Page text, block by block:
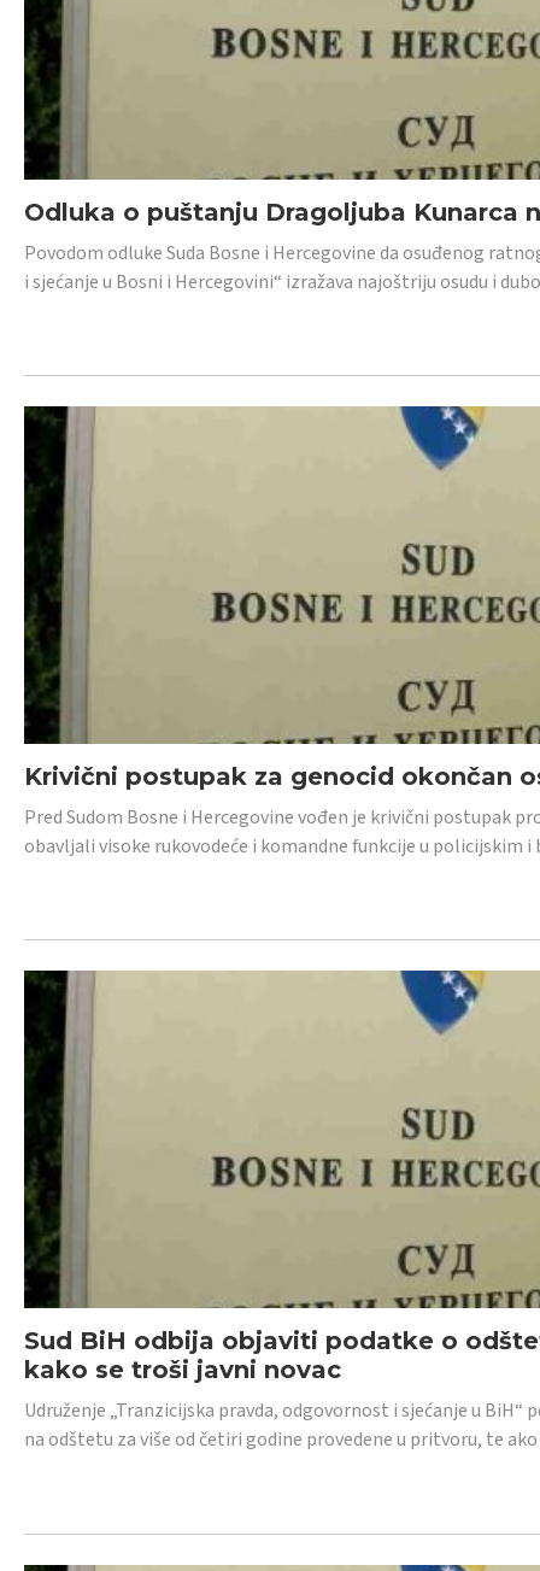
Odluka o puštanju Dragoljuba Kunarca
Povodom odluke Suda Bosne i Hercegovine da osuđenog
i sjećanje u Bosni i Hercegovini“ izražava najoštriju osudu i
Krivični postupak za genocid okončan
Pred Sudom Bosne i Hercegovine vođen je krivični postupak
obavljali visoke rukovodeće i komandne funkcije u policijskim
Sud BiH odbija objaviti podatke o
kako se troši javni novac
Udruženje „Tranzicijska pravda, odgovornost i sjećanje u
na odštetu za više od četiri godine provedene u pritvoru, te